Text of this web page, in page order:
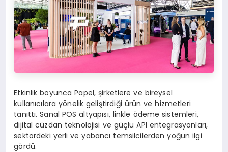
Etkinlik boyunca Papel, şirketlere ve bireysel
kullanıcılara yönelik geliştirdiği ürün ve hizmetleri
tanıttı. Sanal POS altyapısı, linkle ödeme sistemleri,
dijital cüzdan teknolojisi ve güçlü API entegrasyonları,
sektördeki yerli ve yabancı temsilcilerden yoğun ilgi
gördü.